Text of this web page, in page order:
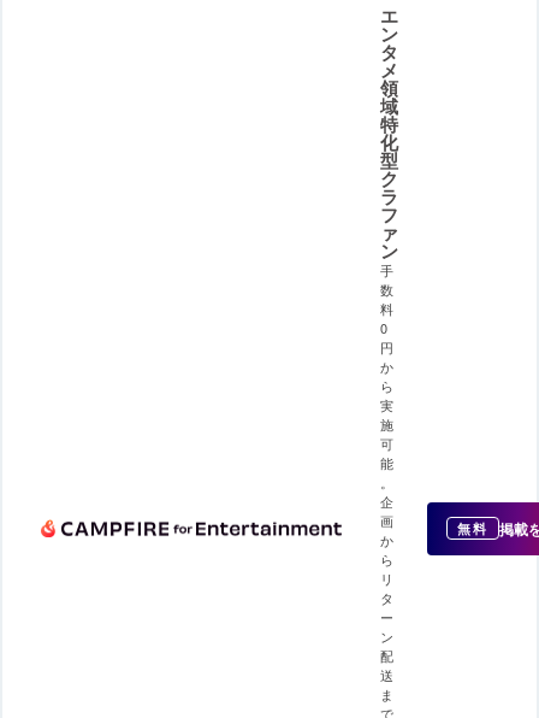
エ
ン
タ
メ
領
域
特
化
型
ク
ラ
フ
ァ
ン
手
数
料
0
円
か
ら
実
施
可
能
企
画
か
ら
リ
タ
ー
ン
配
送
ま
で
無料 掲載